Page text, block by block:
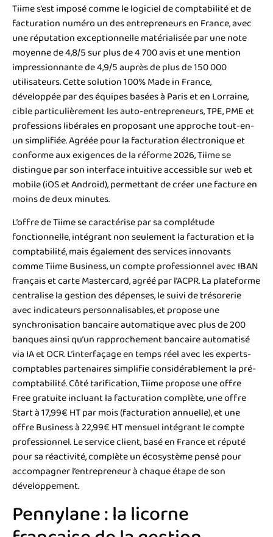
Tiime s’est imposé comme le logiciel de comptabilité et de
facturation numéro un des entrepreneurs en France, avec
une réputation exceptionnelle matérialisée par une note
moyenne de 4,8/5 sur plus de 4 700 avis et une mention
impressionnante de 4,9/5 auprès de plus de 150 000
utilisateurs. Cette solution 100% Made in France,
développée par des équipes basées à Paris et en Lorraine,
cible particulièrement les auto-entrepreneurs, TPE, PME et
professions libérales en proposant une approche tout-en-
un simplifiée. Agréée pour la facturation électronique et
conforme aux exigences de la réforme 2026, Tiime se
distingue par son interface intuitive accessible sur web et
mobile (iOS et Android), permettant de créer une facture en
moins de deux minutes.
L’offre de Tiime se caractérise par sa complétude
fonctionnelle, intégrant non seulement la facturation et la
comptabilité, mais également des services innovants
comme Tiime Business, un compte professionnel avec IBAN
français et carte Mastercard, agréé par l’ACPR. La plateforme
centralise la gestion des dépenses, le suivi de trésorerie
avec indicateurs personnalisables, et propose une
synchronisation bancaire automatique avec plus de 200
banques ainsi qu’un rapprochement bancaire automatisé
via IA et OCR. L’interfaçage en temps réel avec les experts-
comptables partenaires simplifie considérablement la pré-
comptabilité. Côté tarification, Tiime propose une offre
Free gratuite incluant la facturation complète, une offre
Start à 17,99€ HT par mois (facturation annuelle), et une
offre Business à 22,99€ HT mensuel intégrant le compte
professionnel. Le service client, basé en France et réputé
pour sa réactivité, complète un écosystème pensé pour
accompagner l’entrepreneur à chaque étape de son
développement.
Pennylane : la licorne